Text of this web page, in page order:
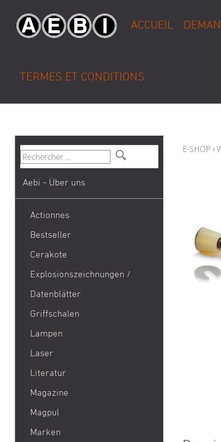
ACCUEIL
TERMES ET CONDITIONS
Aebi - Über uns
Actionnes
Bestseller
1911
Aktion Bester Preis
AR 15
B&T Print-X
CZ 75 / CZ TS
Eotech EXPS3 / Eotech
EXPS2
Glock 48 / Glock 43X
Heckler & Koch MP5 /
Heckler & Koch SP5
Cerakote
Explosionszeichnungen /
Datenblätter
Griffschalen
Lampen
Laser
Literatur
Magazine
Magpul
Marken
E-SHOP ›